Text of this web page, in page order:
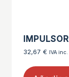
32,67 € IVA inc.